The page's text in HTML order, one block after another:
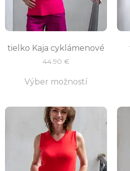
tielko Kaja cyklámenové
44.90 €
Výber možností